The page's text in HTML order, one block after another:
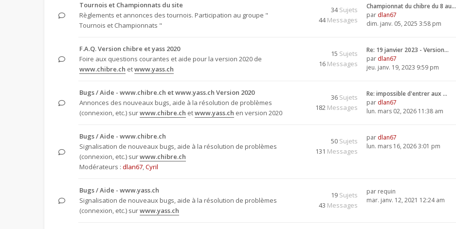
Tournois et Championnats du site
Règlements et annonces des tournois. Participation au groupe "
Tournois et Championnats "
34Sujets
44Messages
Championnat du chibre du 8 au…
par dlan67
dim. janv. 05, 2025 3:58 pm
F.A.Q. Version chibre et yass 2020
Foire aux questions courantes et aide pour la version 2020 de
www.chibre.ch etwww.yass.ch
15 Sujets
16 Messages
Re: 19 janvier 2023 - Version…
par dlan67
jeu. janv. 19, 2023 9:59 pm
Bugs / Aide - www.chibre.ch et www.yass.ch Version 2020
Annonces des nouveaux bugs, aide à la résolution de problèmes
(connexion, etc.) surwww.chibre.ch etwww.yass.ch en version 2020
36 Sujets
182 Messages
Re: impossible d'entrer aux …
par dlan67
lun. mars 02, 2026 11:38 am
Bugs / Aide - www.chibre.ch
Signalisation de nouveaux bugs, aide à la résolution de problèmes
(connexion, etc.) surwww.chibre.ch
Modérateurs : dlan67,Cyril
50 Sujets
131 Messages
par dlan67
lun. mars 16, 2026 3:01 pm
Bugs / Aide - www.yass.ch
Signalisation de nouveaux bugs, aide à la résolution de problèmes
(connexion, etc.) surwww.yass.ch
19 Sujets
43 Messages
par requin
mar. janv. 12, 2021 12:24 am